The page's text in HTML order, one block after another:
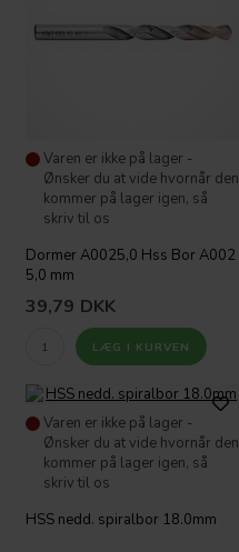
Varen er ikke på lager -
Ønsker du at vide hvornår den
kommer på lager igen, så
skriv til os
Dormer A0025,0 Hss Bor A002
5,0 mm
39,79 DKK
Varen er ikke på lager -
Ønsker du at vide hvornår den
kommer på lager igen, så
skriv til os
HSS nedd. spiralbor 18.0mm